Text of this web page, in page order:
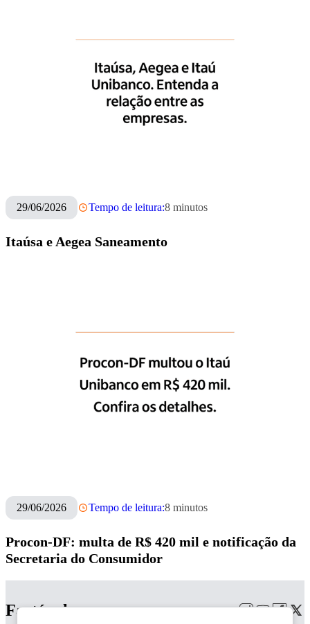
29/06/2026 Tempo de leitura:8 minutos
Itaúsa e Aegea Saneamento
29/06/2026 Tempo de leitura:8 minutos
Procon-DF: multa de R$ 420 mil e notificação da
Secretaria do Consumidor
Factópoles